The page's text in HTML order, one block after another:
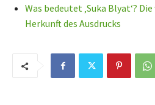
Was bedeutet ‚Suka Blyat‘?
Herkunft des Ausdrucks